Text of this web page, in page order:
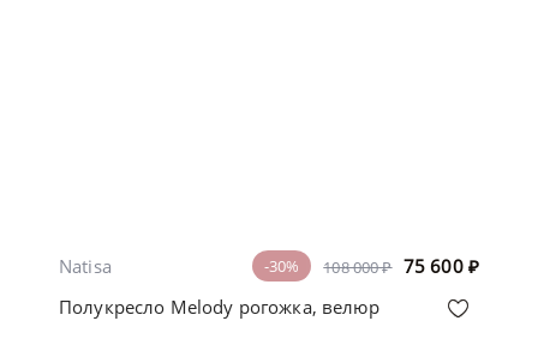
108 000 ₽ 75 600 ₽
-30%
Natisa
Полукресло Melody рогожка, велюр